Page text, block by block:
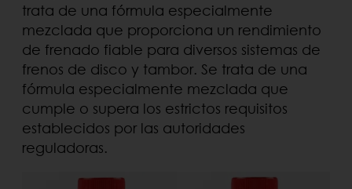
trata de una fórmula especialmente
mezclada que proporciona un rendimiento
de frenado fiable para diversos sistemas de
frenos de disco y tambor. Se trata de una
fórmula especialmente mezclada que
cumple o supera los estrictos requisitos
establecidos por las autoridades
reguladoras.